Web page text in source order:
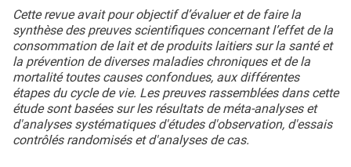
Cette revue avait pour objectif d’évaluer et de faire la
synthèse des preuves scientifiques concernant l’effet de la
consommation de lait et de produits laitiers sur la santé et
la prévention de diverses maladies chroniques et de la
mortalité toutes causes confondues, aux différentes
étapes du cycle de vie. Les preuves rassemblées dans cette
étude sont basées sur les résultats de méta-analyses et
d'analyses systématiques d'études d'observation, d'essais
contrôlés randomisés et d'analyses de cas.